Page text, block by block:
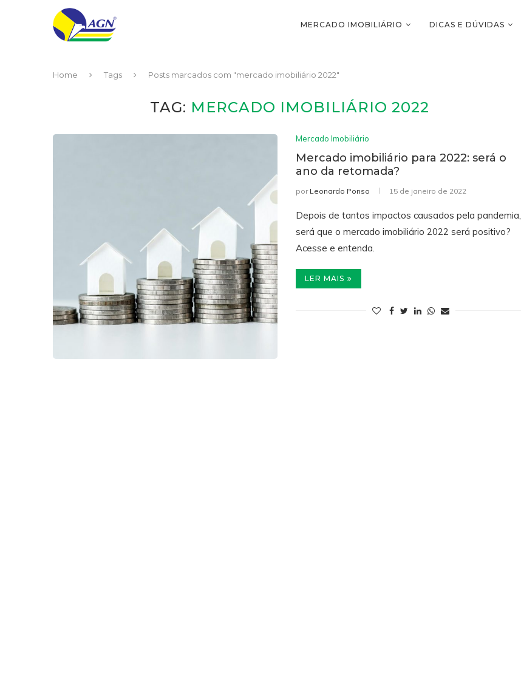
MERCADO IMOBILIÁRIO DICAS E DÚVIDAS
Home Tags Posts marcados com "mercado imobiliário 2022"
TAG: MERCADO IMOBILIÁRIO 2022
Mercado Imobiliário
Mercado imobiliário para 2022: será o
ano da retomada?
por Leonardo Ponso 15 de janeiro de 2022
Depois de tantos impactos causados pela pandemia,
será que o mercado imobiliário 2022 será positivo?
Acesse e entenda.
LER MAIS